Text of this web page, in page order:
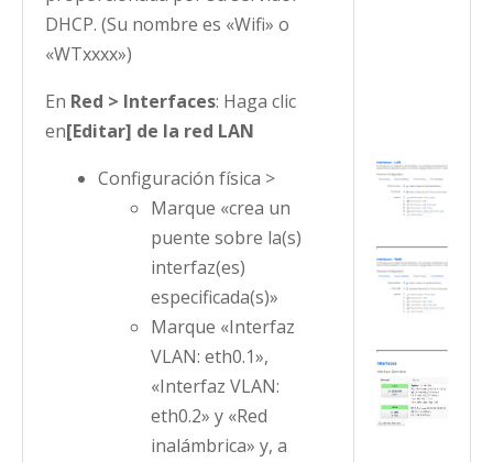
DHCP. (Su nombre es «Wifi» o
«WTxxxx»)
En Red > Interfaces: Haga clic
en[Editar] de la red LAN
Configuración física >
Marque «crea un
puente sobre la(s)
interfaz(es)
especificada(s)»
Marque «Interfaz
VLAN: eth0.1»,
«Interfaz VLAN:
eth0.2» y «Red
inalámbrica» y, a